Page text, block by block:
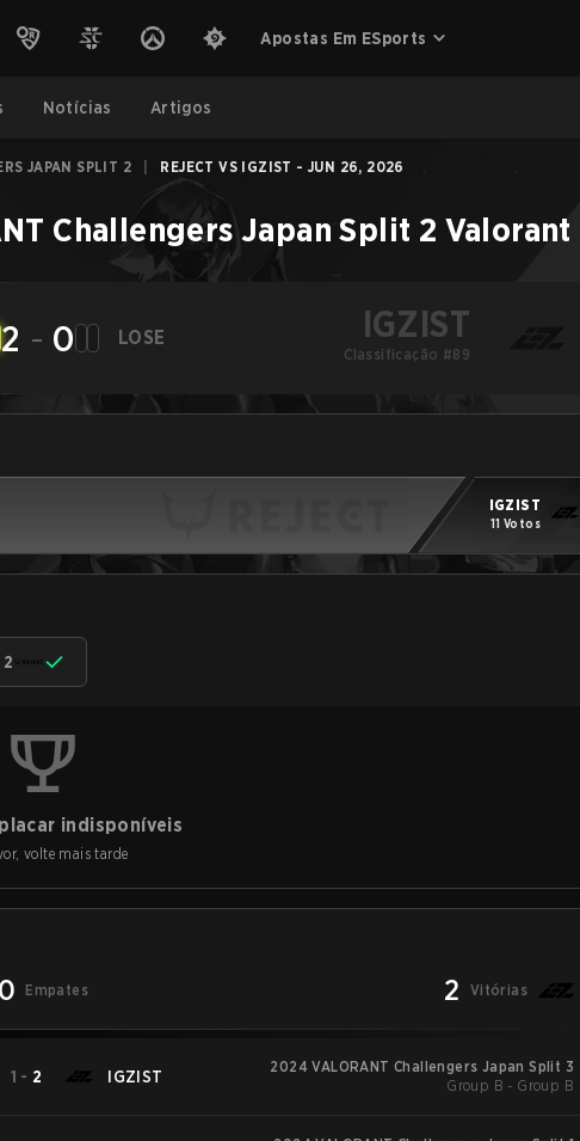
Apostas Em ESports
Notícias Artigos
JAPAN SPLIT 2 REJECT VS IGZIST - JUN 26, 2026
Challengers Japan Split 2 Valorant
2 - 0 LOSE IGZIST
Classificação #89
IGZIST
11 Votos
2
indisponíveis
volte mais tarde
0 Empates 2 Vitórias
1 - 2 IGZIST
2024 VALORANT Challengers Japan Split 3
Group B - Group B